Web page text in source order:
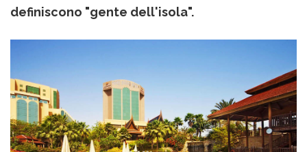
definiscono "gente dell'isola".